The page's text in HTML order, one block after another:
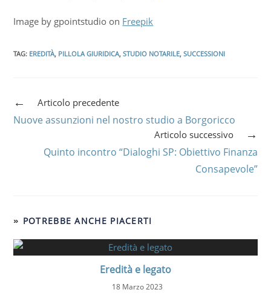
Image by gpointstudio on Freepik
TAG: EREDITÀ, PILLOLA GIURIDICA, STUDIO NOTARILE, SUCCESSIONI
Articolo precedente
Nuove assunzioni nel nostro studio a Borgoricco
Articolo successivo
Quinto incontro “Dialoghi SP: Obiettivo Finanza
Consapevole”
POTREBBE ANCHE PIACERTI
Eredità e legato
18 Marzo 2023